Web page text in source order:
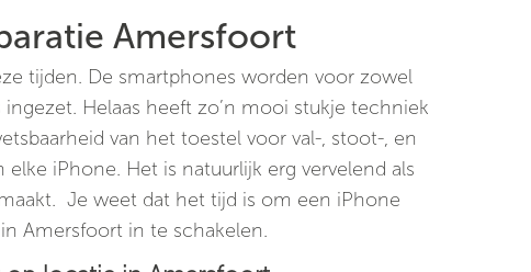
Amersfoort
tijden. De smartphones worden voor zowel
Helaas heeft zo’n mooi stukje techniek
van het toestel voor val-, stoot-, en
iPhone. Het is natuurlijk erg vervelend als
Je weet dat het tijd is om een iPhone
Amersfoort in te schakelen.